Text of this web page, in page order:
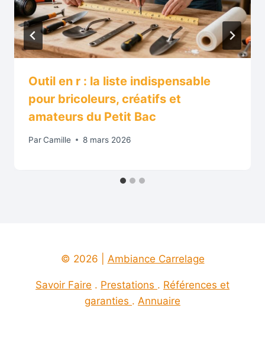
Outil en r : la liste indispensable
pour bricoleurs, créatifs et
amateurs du Petit Bac
ParCamille 8 mars 2026
© 2026 | Ambiance Carrelage
Savoir Faire . Prestations . Références et
garanties . Annuaire